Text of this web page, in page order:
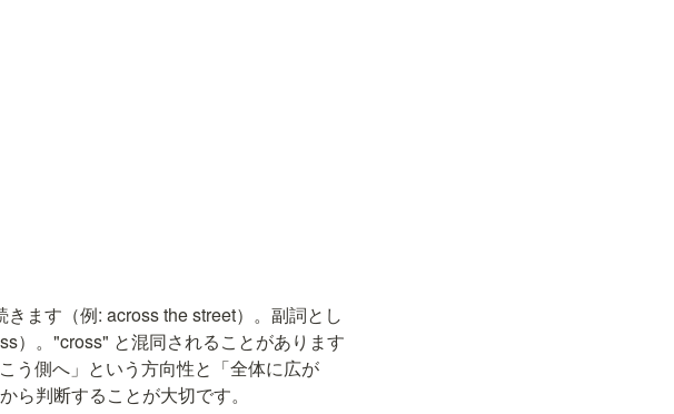
ます（例: across the street）。副詞とし
）。"cross" と混同されることがあります
う側へ」という方向性と「全体に広が
ら判断することが大切です。